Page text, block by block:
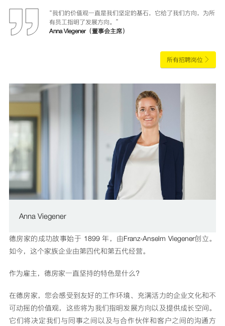
“我们的价值观一直是我们坚定的基石，它给了我们方向，为所
有员工指明了发展方向。”
Anna Viegener（董事会主席）
所有招聘岗位
Anna Viegener
德房家的成功故事始于 1899 年，由Franz-Anselm Viegener创立。
如今，这个家族企业由第四代和第五代经营。
作为雇主，德房家一直坚持的特色是什么？
在德房家，您会感受到友好的工作环境、充满活力的企业文化和不
可动摇的价值观，这些将为我们指明发展方向以及提供成长空间。
它们将决定我们与同事之间以及与合作伙伴和客户之间的沟通方